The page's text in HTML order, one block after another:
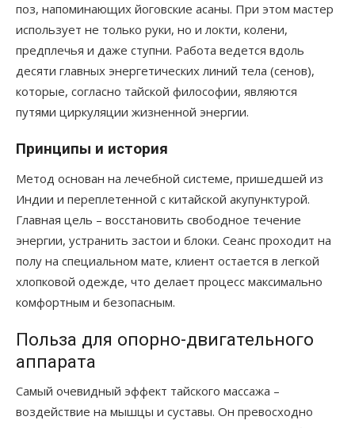
поз, напоминающих йоговские асаны. При этом мастер
использует не только руки, но и локти, колени,
предплечья и даже ступни. Работа ведется вдоль
десяти главных энергетических линий тела (сенов),
которые, согласно тайской философии, являются
путями циркуляции жизненной энергии.
Принципы и история
Метод основан на лечебной системе, пришедшей из
Индии и переплетенной с китайской акупунктурой.
Главная цель – восстановить свободное течение
энергии, устранить застои и блоки. Сеанс проходит на
полу на специальном мате, клиент остается в легкой
хлопковой одежде, что делает процесс максимально
комфортным и безопасным.
Польза для опорно-двигательного
аппарата
Самый очевидный эффект тайского массажа –
воздействие на мышцы и суставы. Он превосходно